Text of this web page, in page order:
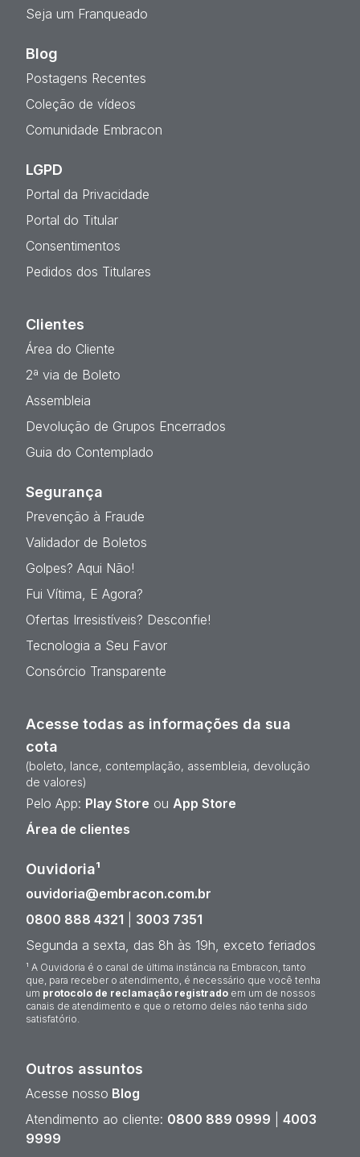
Seja um Franqueado
Blog
Postagens Recentes
Coleção de vídeos
Comunidade Embracon
LGPD
Portal da Privacidade
Portal do Titular
Consentimentos
Pedidos dos Titulares
Clientes
Área do Cliente
2ª via de Boleto
Assembleia
Devolução de Grupos Encerrados
Guia do Contemplado
Segurança
Prevenção à Fraude
Validador de Boletos
Golpes? Aqui Não!
Fui Vítima, E Agora?
Ofertas Irresistíveis? Desconfie!
Tecnologia a Seu Favor
Consórcio Transparente
Acesse todas as informações da sua
cota
(boleto, lance, contemplação, assembleia, devolução
de valores)
Pelo App: Play Store ou App Store
Área de clientes
Ouvidoria¹
ouvidoria@embracon.com.br
0800 888 4321
3003 7351
Segunda a sexta, das 8h às 19h, exceto feriados
¹ A Ouvidoria é o canal de última instância na Embracon, tanto
que, para receber o atendimento, é necessário que você tenha
um protocolo de reclamação registrado em um de nossos
canais de atendimento e que o retorno deles não tenha sido
satisfatório.
Outros assuntos
Acesse nosso Blog
Atendimento ao cliente: 0800 889 0999
4003
9999